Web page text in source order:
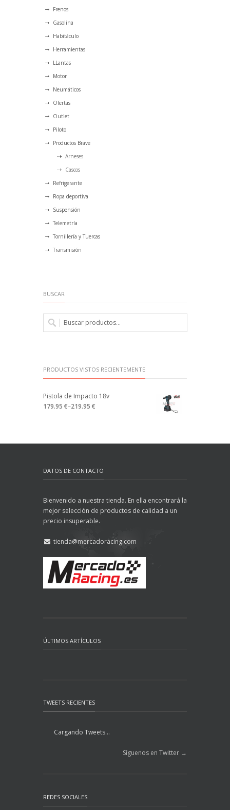
Frenos
Gasolina
Habitáculo
Herramientas
LLantas
Motor
Neumáticos
Ofertas
Outlet
Piloto
Productos Brave
Arneses
Cascos
Refrigerante
Ropa deportiva
Suspensión
Telemetría
Tornillería y Tuercas
Transmisión
BUSCAR
PRODUCTOS VISTOS RECIENTEMENTE
Pistola de Impacto 18v
179.95 €–219.95 €
DATOS DE CONTACTO
Bienvenido a nuestra tienda. En ella encontrará la
mejor selección de productos de calidad a un
precio insuperable.
tienda@mercadoracing.com
ÚLTIMOS ARTÍCULOS
TWEETS RECIENTES
Cargando Tweets...
Síguenos en Twitter →
REDES SOCIALES